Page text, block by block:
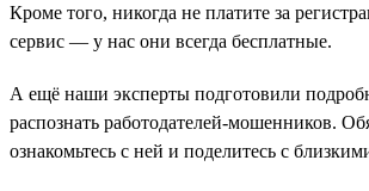
Кроме того, никогда не платите за
сервис — у нас они всегда бесплатные.
А ещё наши эксперты подготовили
распознать работодателей-мошенников.
ознакомьтесь с ней и поделитесь с